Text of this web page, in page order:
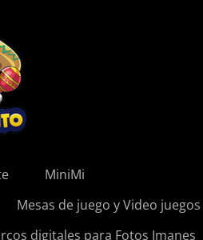
MiniMi
Mesas de juego y Video juegos
digitales para Fotos Imanes